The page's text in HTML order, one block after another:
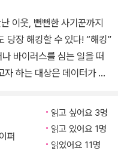
이웃, 뻔뻔한 사기꾼까지
당장 해킹할 수 있다! “해킹”
바이러스를 심는 일을 떠
하는 대상은 데이터가 아
서버에 침투하듯이 인간의
쉽게 얻는 놀라운 기술, 휴먼
단호한 거절을 즐거운 승낙
퍼
읽고 싶어요 3명
읽고 있어요 1명
읽었어요 11명